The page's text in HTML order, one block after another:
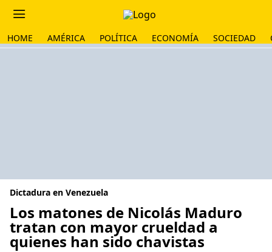
HOME AMÉRICA POLÍTICA ECONOMÍA SOCIEDAD
Dictadura en Venezuela
Los matones de Nicolás Maduro
tratan con mayor crueldad a
quienes han sido chavistas